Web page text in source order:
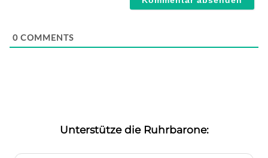
0 COMMENTS
Unterstütze die Ruhrbarone: